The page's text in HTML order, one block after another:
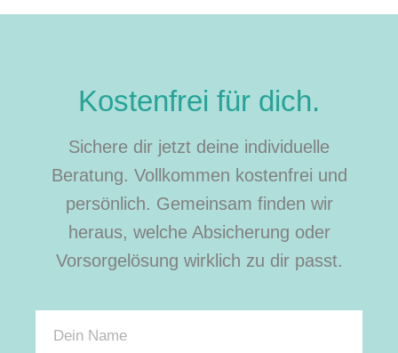
Kostenfrei für dich.
Sichere dir jetzt deine individuelle
Beratung. Vollkommen kostenfrei und
persönlich. Gemeinsam finden wir
heraus, welche Absicherung oder
Vorsorgelösung wirklich zu dir passt.